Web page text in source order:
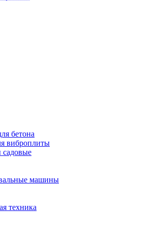
бетона
виброплиты
садовые
машины
техника